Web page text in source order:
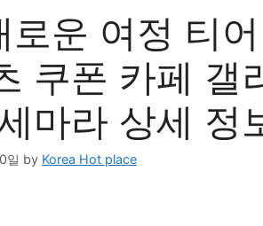
운 여정 티
쿠폰 카페 갤
마라 상세 정
일 by Korea Hot place